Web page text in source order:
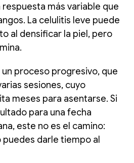
respuesta más variable que
La celulitis leve puede
al densificar la piel, pero
un proceso progresivo, que
sesiones, cuyo
meses para asentarse. Si
para una fecha
este no es el camino:
puedes darle tiempo al